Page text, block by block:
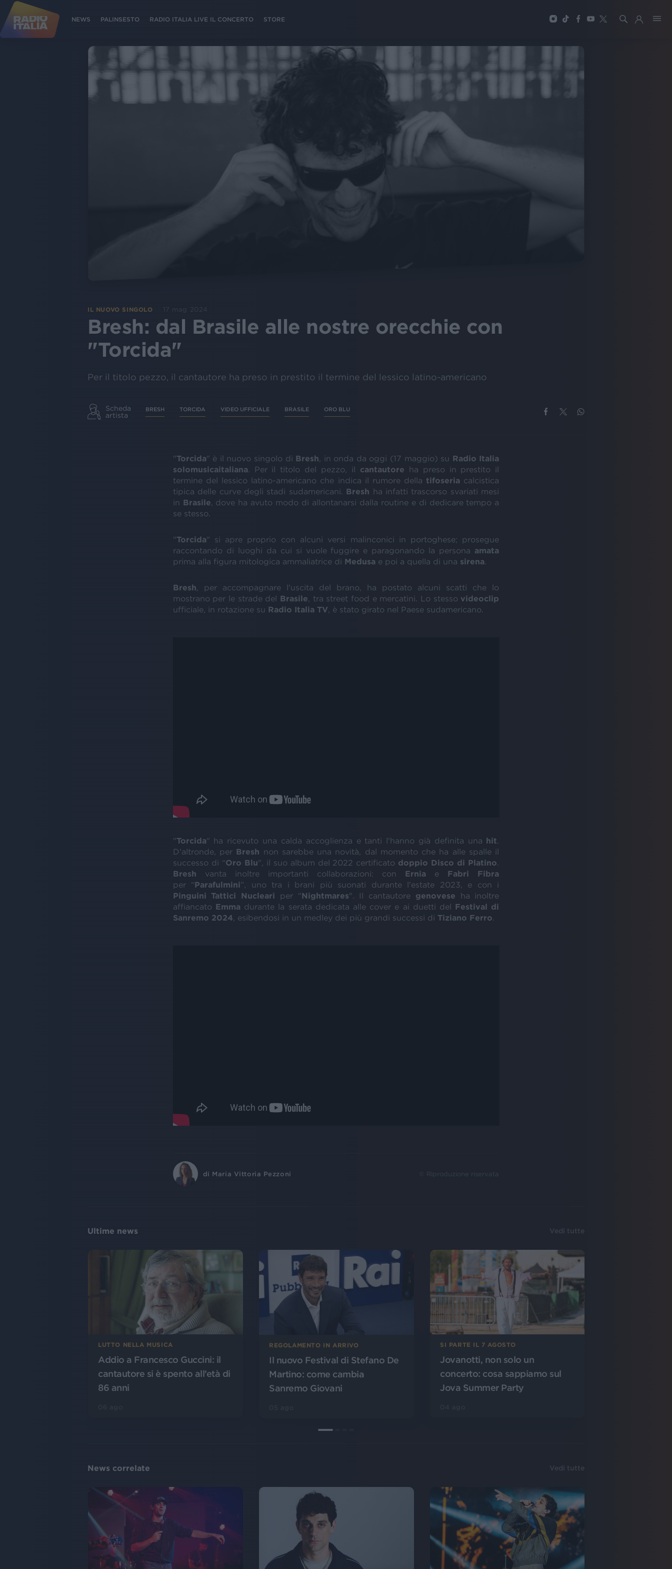
NEWS PALINSESTO RADIO ITALIA LIVE IL CONCERTO STORE
IL NUOVO SINGOLO 17 mag 2024
Bresh: dal Brasile alle nostre orecchie con
"Torcida"
Per il titolo pezzo, il cantautore ha preso in prestito il termine del lessico latino-americano
Scheda
artista
BRESH TORCIDA VIDEO UFFICIALE BRASILE ORO BLU
"Torcida" è il nuovo singolo di Bresh , in onda da oggi (17 maggio) su Radio Italia
solomusicaitaliana . Per il titolo del pezzo, il cantautore ha preso in prestito il
termine del lessico latino-americano che indica il rumore della tifoseria calcistica
tipica delle curve degli stadi sudamericani. Bresh ha infatti trascorso svariati mesi
in Brasile , dove ha avuto modo di allontanarsi dalla routine e di dedicare tempo a
se stesso.
"Torcida" si apre proprio con alcuni versi malinconici in portoghese; prosegue
raccontando di luoghi da cui si vuole fuggire e paragonando la persona amata
prima alla figura mitologica ammaliatrice di Medusa e poi a quella di una sirena
Bresh , per accompagnare l'uscita del brano, ha postato alcuni scatti che lo
mostrano per le strade del Brasile , tra street food e mercatini. Lo stesso videoclip
ufficiale, in rotazione su Radio Italia TV , è stato girato nel Paese sudamericano.
"Torcida" ha ricevuto una calda accoglienza e tanti l'hanno già definita una hit
D'altronde, per Bresh non sarebbe una novità, dal momento che ha alle spalle il
successo di “Oro Blu", il suo album del 2022 certificato doppio Disco di Platino
Bresh vanta inoltre importanti collaborazioni: con Ernia e Fabri
Fibra
per “Parafulmini”, uno tra i brani più suonati durante l'estate 2023, e con i
Pinguini
Tattici Nucleari per "Nightmares". Il cantautore genovese ha inoltre
affiancato Emma durante la serata dedicata alle cover e ai duetti del Festival di
Sanremo 2024 , esibendosi in un medley dei più grandi successi di Tiziano Ferro
di Maria Vittoria Pezzoni © Riproduzione riservata
Ultime news Vedi tutte
LUTTO NELLA MUSICA
Addio a Francesco Guccini: il
cantautore si è spento all’età di
86 anni
REGOLAMENTO IN ARRIVO
Il nuovo Festival di Stefano De
Martino: come cambia
Sanremo Giovani
SI PARTE IL 7 AGOSTO
Jovanotti, non solo un
concerto: cosa sappiamo sul
Jova Summer Party
News correlate Vedi tutte